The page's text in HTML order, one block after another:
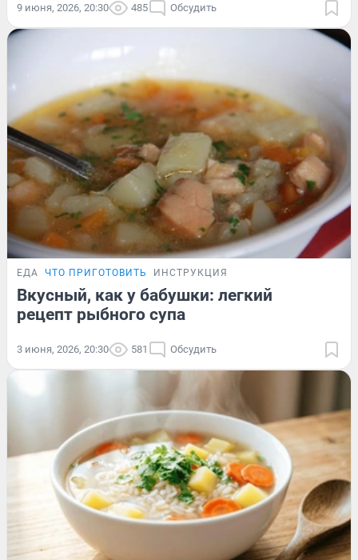
9 июня, 2026, 20:30 485 Обсудить
ЕДА ЧТО ПРИГОТОВИТЬ ИНСТРУКЦИЯ
Вкусный, как у бабушки: легкий
рецепт рыбного супа
3 июня, 2026, 20:30 581 Обсудить